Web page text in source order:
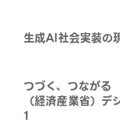
生成AI社会実装の
つづく、つながる
（経済産業省）
1